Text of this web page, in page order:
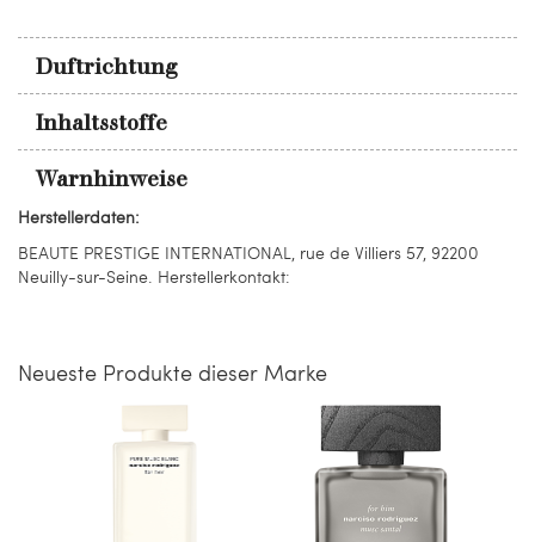
Duftrichtung
Inhaltsstoffe
Warnhinweise
Herstellerdaten:
BEAUTE PRESTIGE INTERNATIONAL, rue de Villiers 57, 92200
Neuilly-sur-Seine. Herstellerkontakt:
Neueste Produkte dieser Marke